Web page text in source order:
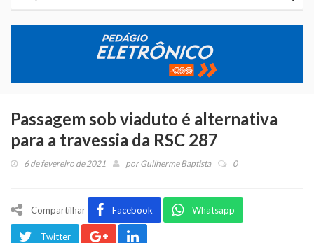
Passagem sob viaduto é alternativa
para a travessia da RSC 287
6 de fevereiro de 2021 porGuilherme Baptista 0
Compartilhar Facebook Whatsapp
Twitter